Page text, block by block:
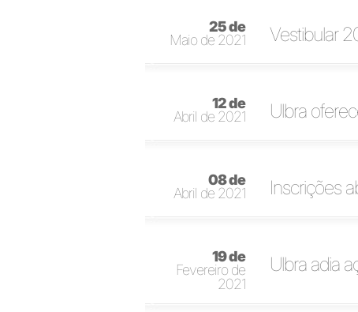
25 de
Maio de 2021
Vestibular
12 de
Abril de 2021
Ulbra
08 de
Abril de 2021
Inscrições
19 de
Fevereiro de
2021
Ulbra adia